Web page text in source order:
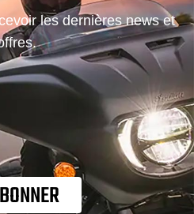
les dernières news et